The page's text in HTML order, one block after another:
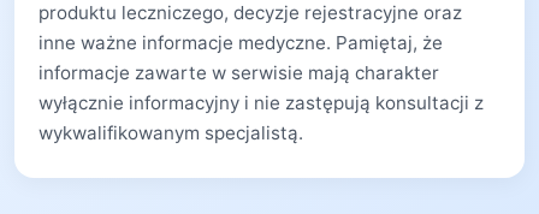
produktu leczniczego, decyzje rejestracyjne oraz
inne ważne informacje medyczne. Pamiętaj, że
informacje zawarte w serwisie mają charakter
wyłącznie informacyjny i nie zastępują konsultacji z
wykwalifikowanym specjalistą.